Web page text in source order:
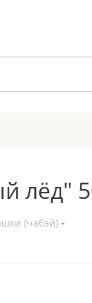
лёд"
(чабэй)